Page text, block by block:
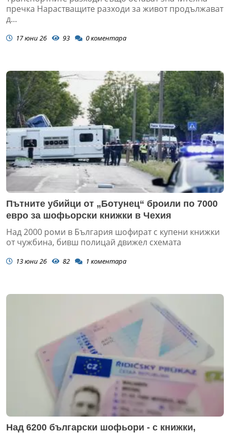
пречка Нарастващите разходи за живот продължават
д...
17 юни 26 93 0коментара
Пътните убийци от „Ботунец“ броили по 7000
евро за шофьорски книжки в Чехия
Над 2000 роми в България шофират с купени книжки
от чужбина, бивш полицай движел схемата
13 юни 26 82 1 коментара
Над 6200 български шофьори - с книжки,